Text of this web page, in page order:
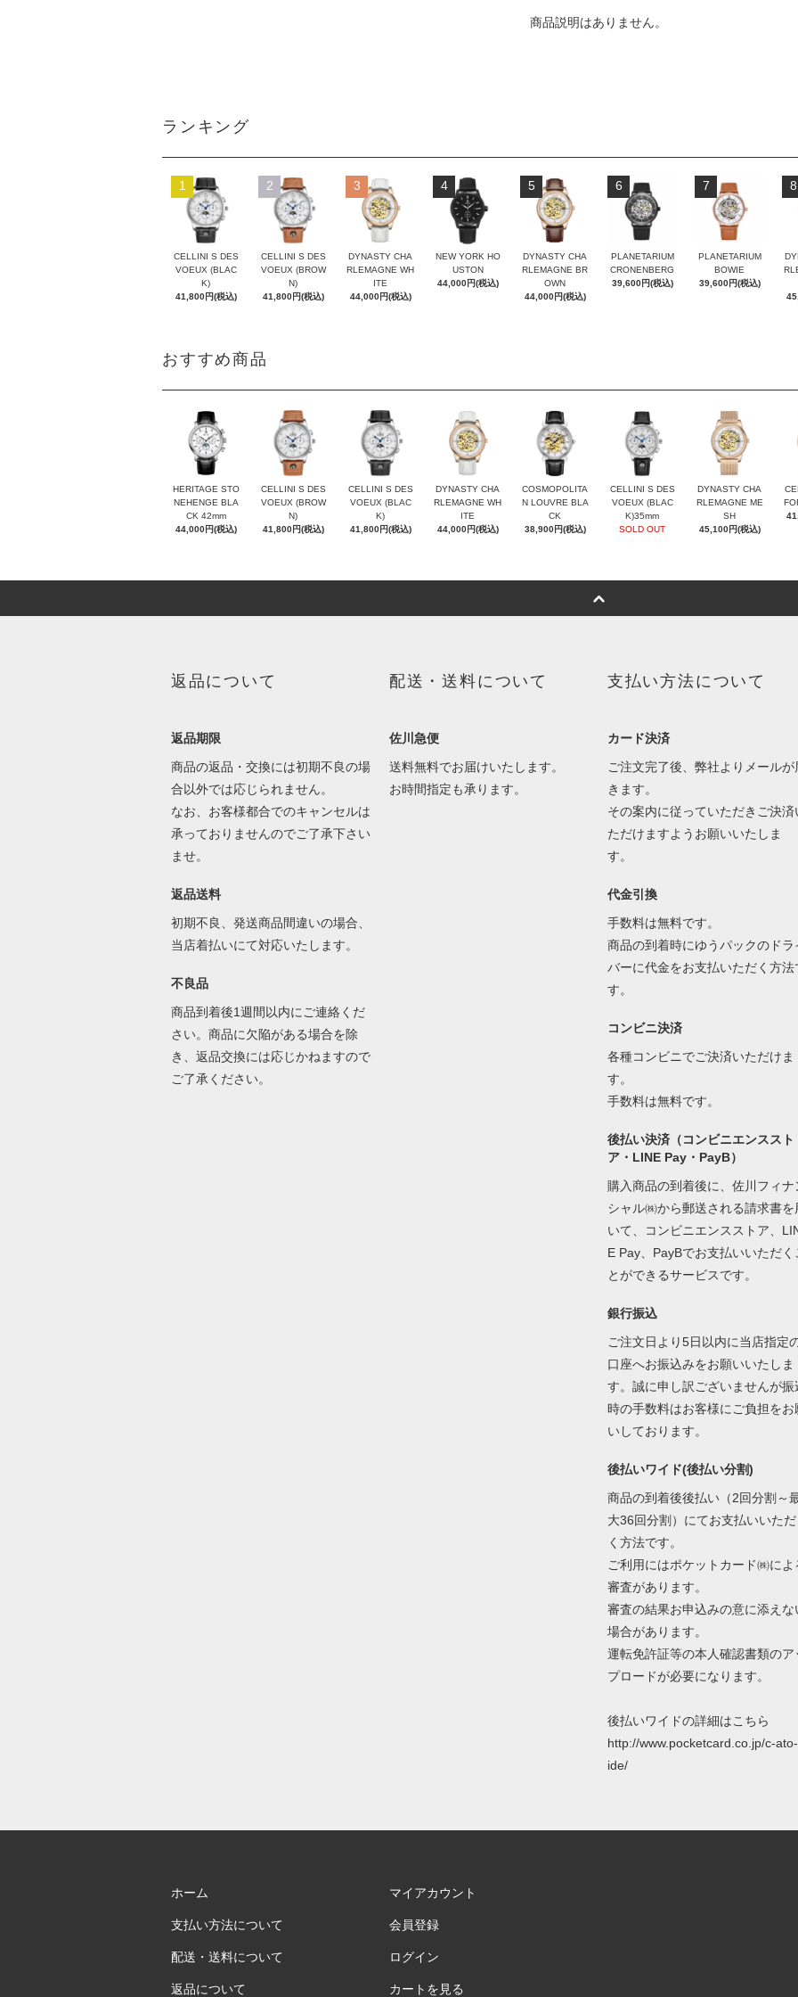
商品説明はありません。
ランキング
1
CELLINI S DES
VOEUX (BLAC
K)
41,800円(税込)
2
CELLINI S DES
VOEUX (BROW
N)
41,800円(税込)
3
DYNASTY CHA
RLEMAGNE WH
ITE
44,000円(税込)
4
NEW YORK HO
USTON
44,000円(税込)
5
DYNASTY CHA
RLEMAGNE BR
OWN
44,000円(税込)
6
PLANETARIUM
CRONENBERG
39,600円(税込)
7
PLANETARIUM
BOWIE
39,600円(税込)
8
おすすめ商品
HERITAGE STO
NEHENGE BLA
CK 42mm
44,000円(税込)
CELLINI S DES
VOEUX (BROW
N)
41,800円(税込)
CELLINI S DES
VOEUX (BLAC
K)
41,800円(税込)
DYNASTY CHA
RLEMAGNE WH
ITE
44,000円(税込)
COSMOPOLITA
N LOUVRE BLA
CK
38,900円(税込)
CELLINI S DES
VOEUX (BLAC
K)35mm
SOLD OUT
DYNASTY CHA
RLEMAGNE ME
SH
45,100円(税込)
返品について
返品期限
商品の返品・交換には初期不良の場
合以外では応じられません。
なお、お客様都合でのキャンセルは
承っておりませんのでご了承下さい
ませ。
返品送料
初期不良、発送商品間違いの場合、
当店着払いにて対応いたします。
不良品
商品到着後1週間以内にご連絡くだ
さい。商品に欠陥がある場合を除
き、返品交換には応じかねますので
ご了承ください。
配送・送料について
佐川急便
送料無料でお届けいたします。
お時間指定も承ります。
支払い方法について
カード決済
ご注文完了後、弊社よりメールが
きます。
その案内に従っていただきご決済
ただけますようお願いいたしま
す。
代金引換
手数料は無料です。
商品の到着時にゆうパックのドラ
バーに代金をお支払いただく方法
す。
コンビニ決済
各種コンビニでご決済いただけま
す。
手数料は無料です。
後払い決済（コンビニエンススト
ア・LINE Pay・PayB）
購入商品の到着後に、佐川フィナ
シャル㈱から郵送される請求書を
いて、コンビニエンスストア、
E Pay、PayBでお支払いいただく
とができるサービスです。
銀行振込
ご注文日より5日以内に当店指定
口座へお振込みをお願いいたしま
す。誠に申し訳ございませんが振
時の手数料はお客様にご負担をお
いしております。
後払いワイド(後払い分割)
商品の到着後後払い（2回分割～
大36回分割）にてお支払いいただ
く方法です。
ご利用にはポケットカード㈱によ
審査があります。
審査の結果お申込みの意に添えな
場合があります。
運転免許証等の本人確認書類のア
プロードが必要になります。
後払いワイドの詳細はこちら
http://www.pocketcard.co.jp/c-
ide/
ホーム
支払い方法について
配送・送料について
返品について
マイアカウント
会員登録
ログイン
カートを見る